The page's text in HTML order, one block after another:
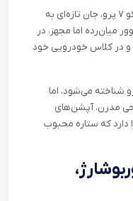
فونیکس با معرفی نسخه پریمیوم از تیگو ۷ پرو، جان تازه‌ای به
میان‌رده اما مجهز، در
و در کلاس خودرویی خود
پرچم‌دار برند فونیکس تیگو ۸ پرو شناخته می‌شود، اما
اتکا بر طراحی مدرن، آپشن‌های
دارد که ستاره‌ محبوب